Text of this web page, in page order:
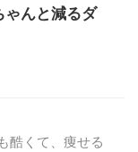
ゃんと減るダ
酷くて、痩せる